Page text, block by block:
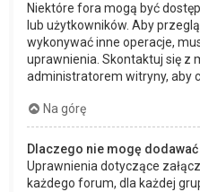
Niektóre fora mogą być
lub użytkowników. Aby
wykonywać inne operacje,
uprawnienia. Skontaktuj się z
administratorem witryny, aby
Na górę
Dlaczego nie mogę dodawać
Uprawnienia dotyczące
każdego forum, dla każdej